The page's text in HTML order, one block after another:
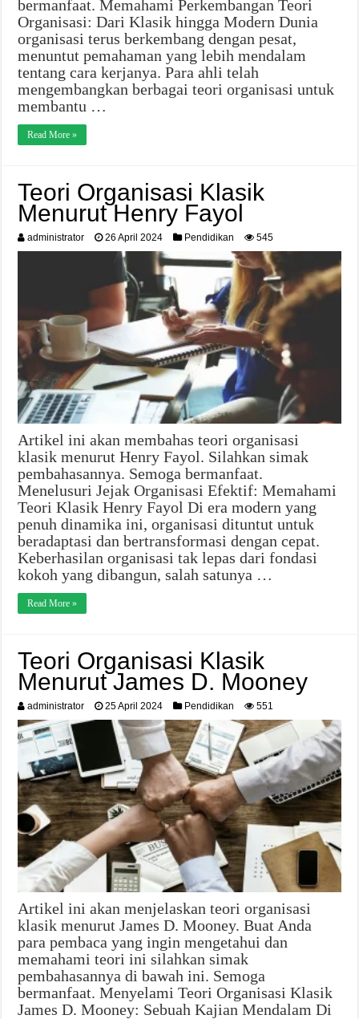
bermanfaat. Memahami Perkembangan Teori
Organisasi: Dari Klasik hingga Modern Dunia
organisasi terus berkembang dengan pesat,
menuntut pemahaman yang lebih mendalam
tentang cara kerjanya. Para ahli telah
mengembangkan berbagai teori organisasi untuk
membantu …
Read More »
Teori Organisasi Klasik
Menurut Henry Fayol
administrator 26 April 2024 Pendidikan 545
Artikel ini akan membahas teori organisasi
klasik menurut Henry Fayol. Silahkan simak
pembahasannya. Semoga bermanfaat.
Menelusuri Jejak Organisasi Efektif: Memahami
Teori Klasik Henry Fayol Di era modern yang
penuh dinamika ini, organisasi dituntut untuk
beradaptasi dan bertransformasi dengan cepat.
Keberhasilan organisasi tak lepas dari fondasi
kokoh yang dibangun, salah satunya …
Read More »
Teori Organisasi Klasik
Menurut James D. Mooney
administrator 25 April 2024 Pendidikan 551
Artikel ini akan menjelaskan teori organisasi
klasik menurut James D. Mooney. Buat Anda
para pembaca yang ingin mengetahui dan
memahami teori ini silahkan simak
pembahasannya di bawah ini. Semoga
bermanfaat. Menyelami Teori Organisasi Klasik
James D. Mooney: Sebuah Kajian Mendalam Di